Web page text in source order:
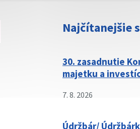
Najčítanejšie
30. zasadnutie
majetku a
7. 8. 2026
Údržbár/